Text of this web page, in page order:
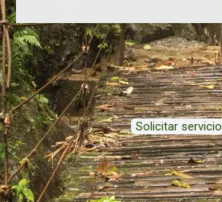
Solicitar servicio